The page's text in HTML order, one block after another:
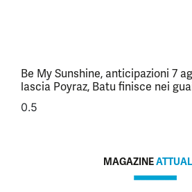
Be My Sunshine, anticipazioni 7
lascia Poyraz, Batu finisce nei
MAGAZINE